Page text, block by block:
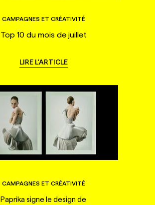
CAMPAGNES ET CRÉATIVITÉ
Top 10 du mois de juillet
LIRE L'ARTICLE
CAMPAGNES ET CRÉATIVITÉ
Paprika signe le design de